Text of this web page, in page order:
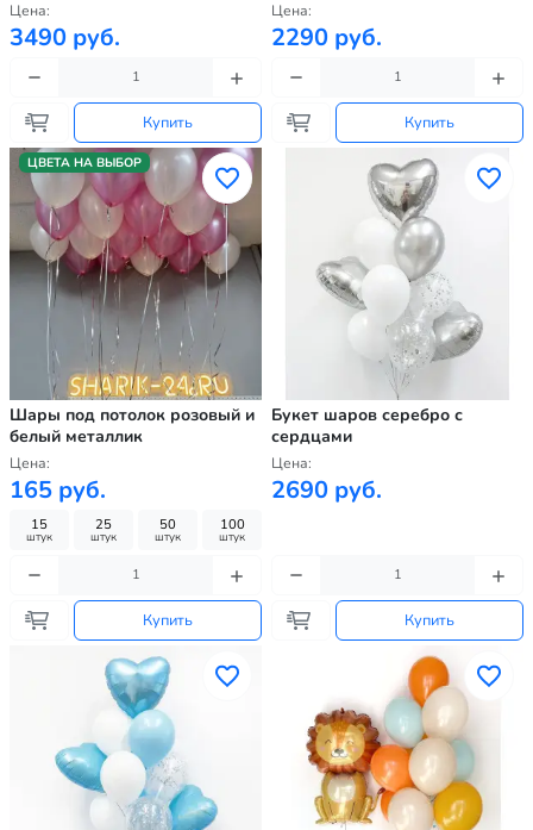
Цена:
3490 руб.
Купить
Цена:
2290 руб.
Купить
ЦВЕТА НА ВЫБОР
Шары под потолок розовый и
белый металлик
Цена:
165 руб.
15
штук
25
штук
50
штук
100
штук
Купить
Букет шаров серебро с
сердцами
Цена:
2690 руб.
Купить